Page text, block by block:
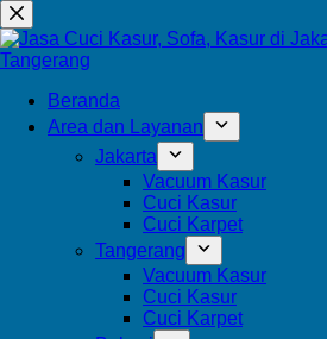
Beranda
Area dan Layanan
Jakarta
Vacuum Kasur
Cuci Kasur
Cuci Karpet
Tangerang
Vacuum Kasur
Cuci Kasur
Cuci Karpet